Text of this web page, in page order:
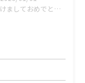
明けましておめでとうございます